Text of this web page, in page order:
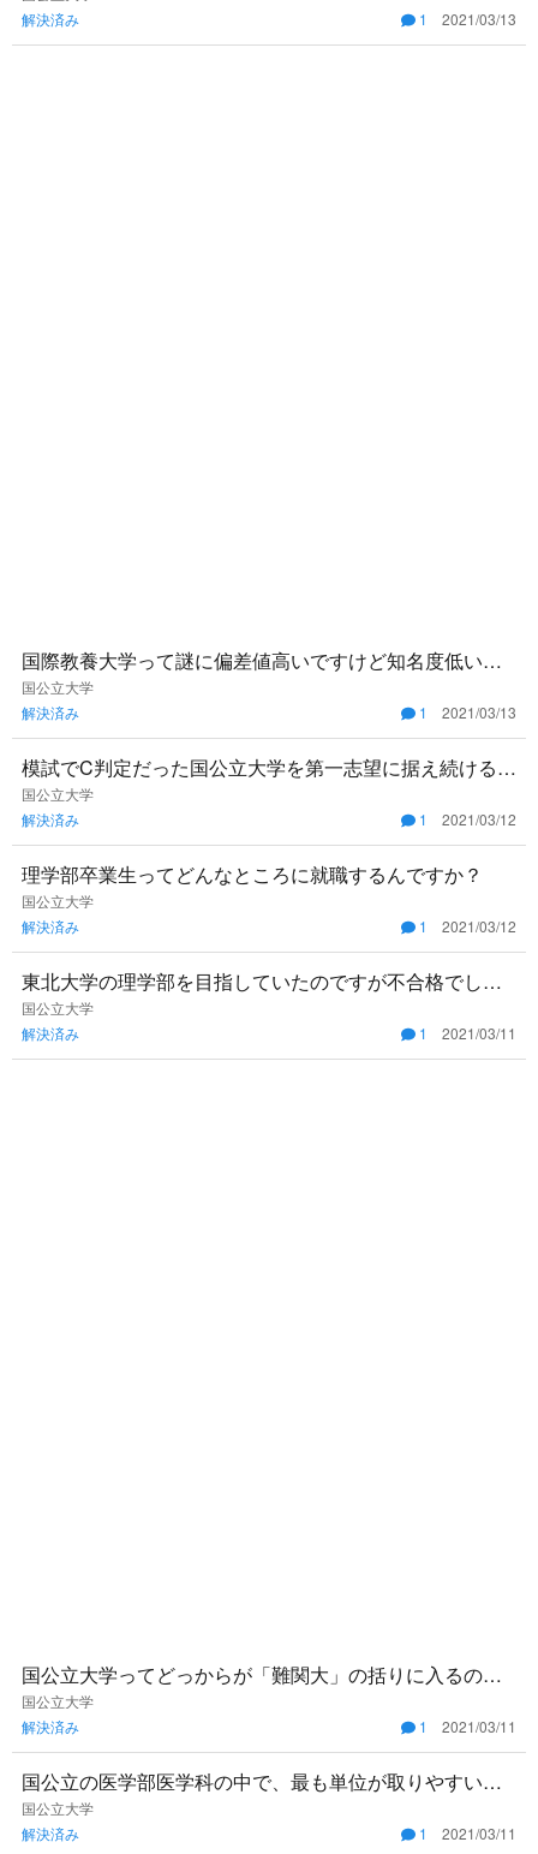
くらいでしょうか？
解決済み
1 2021/03/13
国際教養大学って謎に偏差値高いですけど知名度低いで
すよね。どんな学校でどんな問題が出題されるのです
か？
国公立大学
解決済み
1 2021/03/13
模試でC判定だった国公立大学を第一志望に据え続けるの
はやめた方が良いでしょうか？第二志望の国公立大学の
対策も進めたいので
国公立大学
解決済み
1 2021/03/12
理学部卒業生ってどんなところに就職するんですか？
国公立大学
解決済み
1 2021/03/12
東北大学の理学部を目指していたのですが不合格でし
た。滑り止めとして明治には合格していたのですが、研
究で利用する設備や教授
国公立大学
解決済み
1 2021/03/11
国公立大学ってどっからが「難関大」の括りに入るので
すか？横国とかですか？
国公立大学
解決済み
1 2021/03/11
国公立の医学部医学科の中で、最も単位が取りやすいの
はどこでしょうか？できる限り楽に医者になりたいの
で、是非教えて欲しいで
国公立大学
解決済み
1 2021/03/11